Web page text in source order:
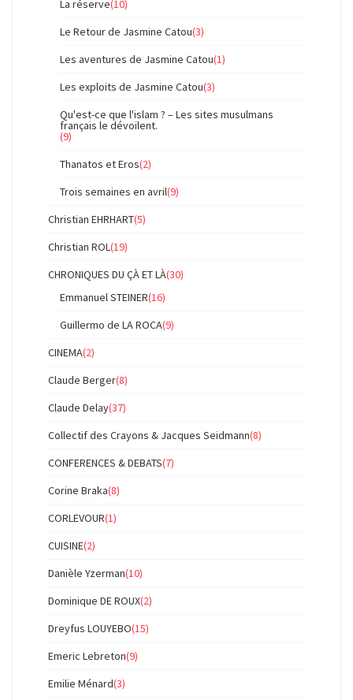
La réserve(10)
Le Retour de Jasmine Catou(3)
Les aventures de Jasmine Catou(1)
Les exploits de Jasmine Catou(3)
Qu'est-ce que l'islam ? – Les sites musulmans
français le dévoilent.
(9)
Thanatos et Eros(2)
Trois semaines en avril(9)
Christian EHRHART(5)
Christian ROL(19)
CHRONIQUES DU ÇÀ ET LÀ(30)
Emmanuel STEINER(16)
Guillermo de LA ROCA(9)
CINEMA(2)
Claude Berger(8)
Claude Delay(37)
Collectif des Crayons & Jacques Seidmann(8)
CONFERENCES & DEBATS(7)
Corine Braka(8)
CORLEVOUR(1)
CUISINE(2)
Danièle Yzerman(10)
Dominique DE ROUX(2)
Dreyfus LOUYEBO(15)
Emeric Lebreton(9)
Emilie Ménard(3)